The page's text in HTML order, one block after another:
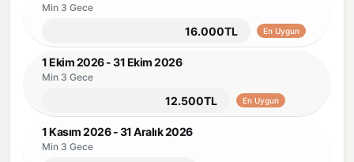
Min 3 Gece
16.000TL En Uygun
1 Ekim 2026 - 31 Ekim 2026
Min 3 Gece
12.500TL En Uygun
1 Kasım 2026 - 31 Aralık 2026
Min 3 Gece